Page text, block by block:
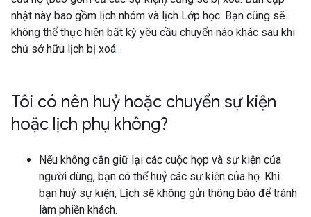
nhật này bao gồm lịch nhóm và lịch Lớp học. Bạn cũng sẽ
không thể thực hiện bất kỳ yêu cầu chuyển nào khác sau khi
chủ sở hữu lịch bị xoá.
Tôi có nên huỷ hoặc chuyển sự kiện
hoặc lịch phụ không?
Nếu không cần giữ lại các cuộc họp và sự kiện của
người dùng, bạn có thể huỷ các sự kiện của họ. Khi
bạn huỷ sự kiện, Lịch sẽ không gửi thông báo để tránh
làm phiền khách.